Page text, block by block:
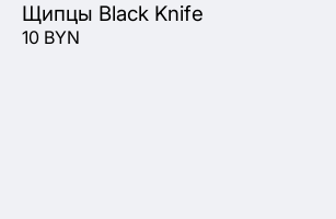
Щипцы Black Knife
10 BYN